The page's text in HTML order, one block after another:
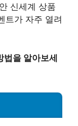
신세계 상품
트가 자주 열려
법을 알아보세